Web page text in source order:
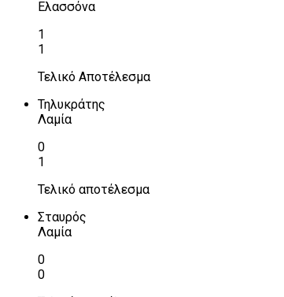
Ελασσόνα
1
1
Τελικό Αποτέλεσμα
Τηλυκράτης
Λαμία
0
1
Τελικό αποτέλεσμα
Σταυρός
Λαμία
0
0